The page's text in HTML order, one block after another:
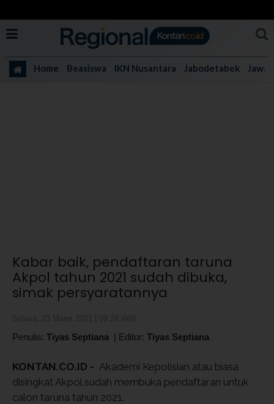
Home Beasiswa IKN Nusantara Jabodetabek Jawa
Kabar baik, pendaftaran taruna
Akpol tahun 2021 sudah dibuka,
simak persyaratannya
Penulis: Tiyas Septiana | Editor: Tiyas Septiana
KONTAN.CO.ID - Akademi Kepolisian atau biasa
disingkat Akpol sudah membuka pendaftaran untuk
calon taruna tahun 2021.